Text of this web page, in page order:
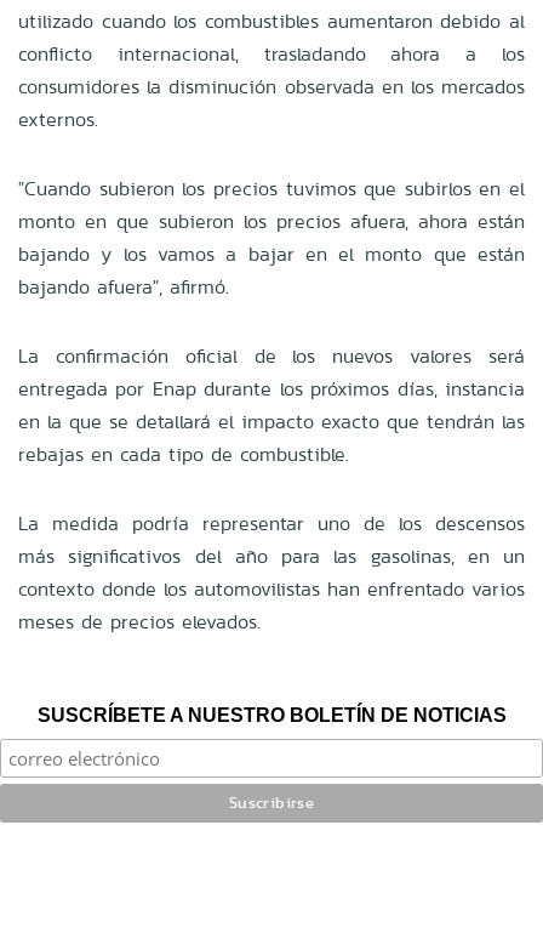
utilizado cuando los combustibles aumentaron debido al
conflicto internacional, trasladando ahora a los
consumidores la disminución observada en los mercados
externos.
"Cuando subieron los precios tuvimos que subirlos en el
monto en que subieron los precios afuera, ahora están
bajando y los vamos a bajar en el monto que están
bajando afuera", afirmó.
La confirmación oficial de los nuevos valores será
entregada por Enap durante los próximos días, instancia
en la que se detallará el impacto exacto que tendrán las
rebajas en cada tipo de combustible.
La medida podría representar uno de los descensos
más significativos del año para las gasolinas, en un
contexto donde los automovilistas han enfrentado varios
meses de precios elevados.
SUSCRÍBETE A NUESTRO BOLETÍN DE NOTICIAS